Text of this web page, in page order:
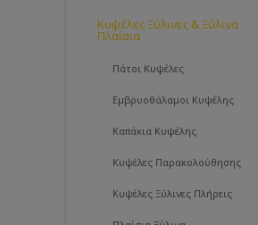
Κυψέλες Ξύλινες & Ξύλινα
Πλαίσια
Πάτοι Κυψέλες
Εμβρυοθάλαμοι Κυψέλης
Καπάκια Κυψέλης
Κυψέλες Παρακολούθησης
Κυψέλες Ξύλινες Πλήρεις